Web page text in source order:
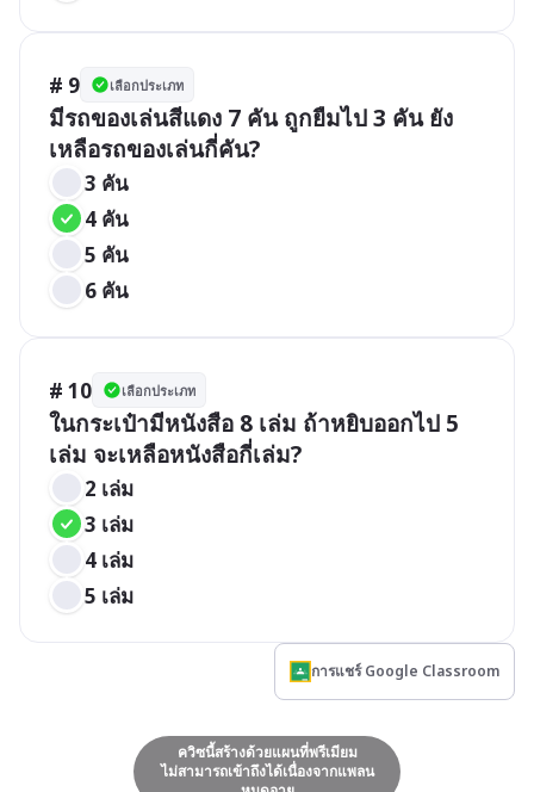
# 9 เลือกประเภท
มีรถของเล่นสีแดง 7 คัน ถูกยืมไป 3 คัน ยัง
เหลือรถของเล่นกี่คัน?
3 คัน
4 คัน
5 คัน
6 คัน
# 10 เลือกประเภท
ในกระเป๋ามีหนังสือ 8 เล่ม ถ้าหยิบออกไป 5
เล่ม จะเหลือหนังสือกี่เล่ม?
2 เล่ม
3 เล่ม
4 เล่ม
5 เล่ม
การแชร์ Google Classroom
ควิซนี้สร้างด้วยแผนที่พรีเมียม
ไม่สามารถเข้าถึงได้เนื่องจากแพลน